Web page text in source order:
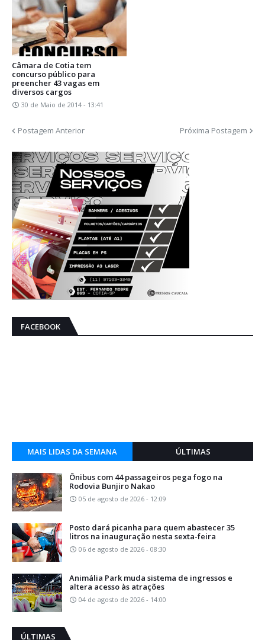
Câmara de Cotia tem
concurso público para
preencher 43 vagas em
diversos cargos
30 de Maio de 2014 - 13:41
Postagem Anterior Próxima Postagem
FACEBOOK
MAIS LIDAS DA SEMANA ÚLTIMAS
Ônibus com 44 passageiros pega fogo na
Rodovia Bunjiro Nakao
05 de agosto de 2026 - 12:09
Posto dará picanha para quem abastecer 35
litros na inauguração nesta sexta-feira
06 de agosto de 2026 - 08:30
Animália Park muda sistema de ingressos e
altera acesso às atrações
04 de agosto de 2026 - 14:00
ÚLTIMAS